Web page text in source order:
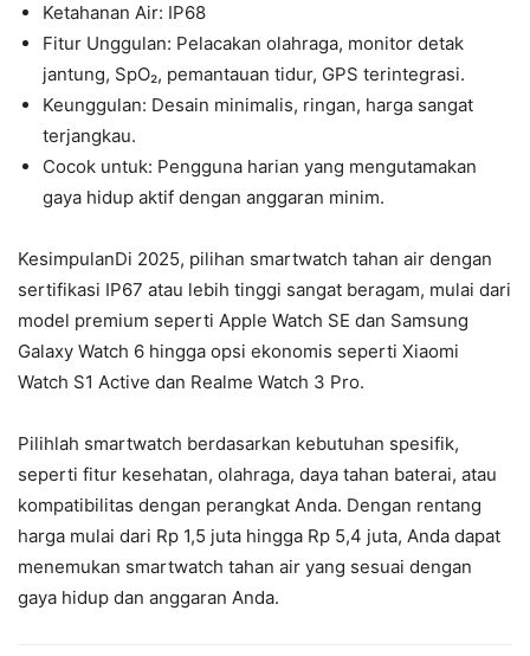
Ketahanan Air: IP68
Fitur Unggulan: Pelacakan olahraga, monitor detak
jantung, SpO₂, pemantauan tidur, GPS terintegrasi.
Keunggulan: Desain minimalis, ringan, harga sangat
terjangkau.
Cocok untuk: Pengguna harian yang mengutamakan
gaya hidup aktif dengan anggaran minim.
KesimpulanDi 2025, pilihan smartwatch tahan air dengan
sertifikasi IP67 atau lebih tinggi sangat beragam, mulai dari
model premium seperti Apple Watch SE dan Samsung
Galaxy Watch 6 hingga opsi ekonomis seperti Xiaomi
Watch S1 Active dan Realme Watch 3 Pro.
Pilihlah smartwatch berdasarkan kebutuhan spesifik,
seperti fitur kesehatan, olahraga, daya tahan baterai, atau
kompatibilitas dengan perangkat Anda. Dengan rentang
harga mulai dari Rp 1,5 juta hingga Rp 5,4 juta, Anda dapat
menemukan smartwatch tahan air yang sesuai dengan
gaya hidup dan anggaran Anda.